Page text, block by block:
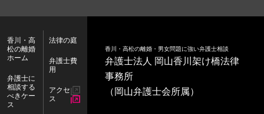
香川・高松の離婚・男女問題に強い弁護士相談
弁護士法人 岡山香川架け橋法律
事務所
（岡山弁護士会所属）
香川・高
松の離婚
ホーム
弁護士に
相談する
べきケー
ス
法律の庭
弁護士費
用
アクセ
ス